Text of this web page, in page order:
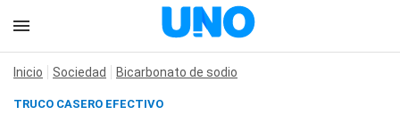
Inicio Sociedad Bicarbonato de sodio
TRUCO CASERO EFECTIVO